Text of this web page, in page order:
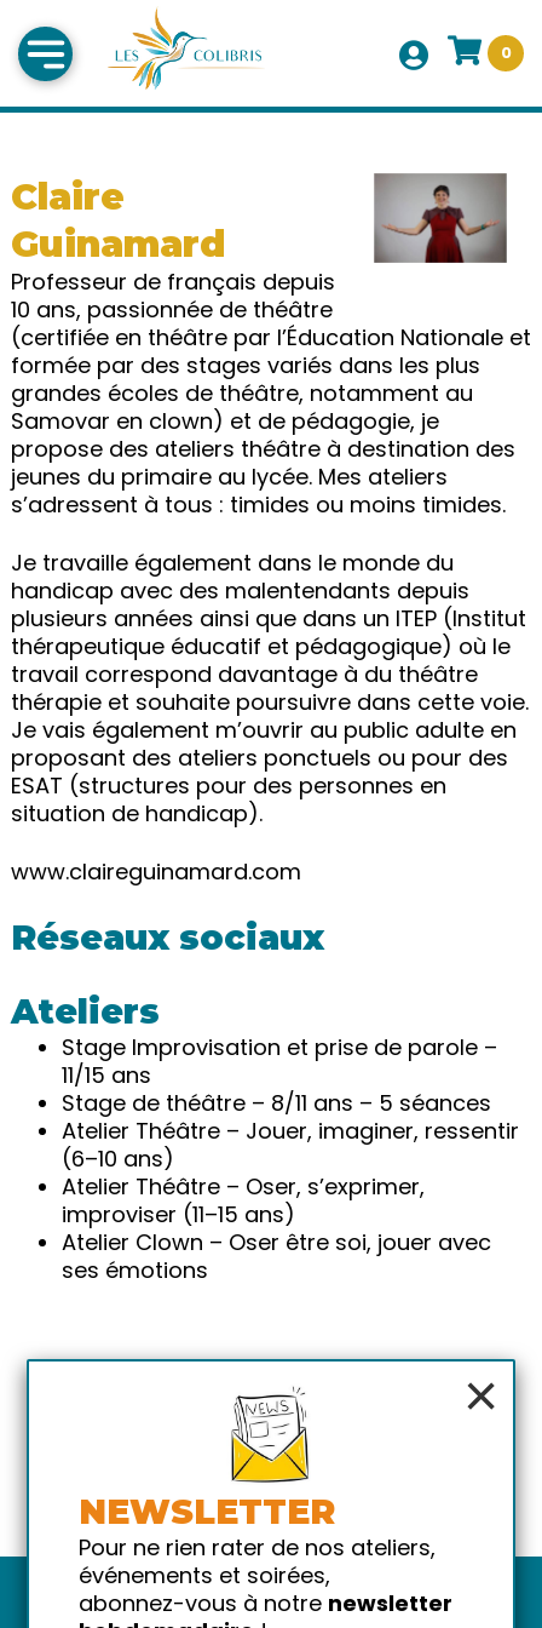
0
Claire
Guinamard
Professeur de français depuis
10 ans, passionnée de théâtre
(certifiée en théâtre par l’Éducation Nationale et
formée par des stages variés dans les plus
grandes écoles de théâtre, notamment au
Samovar en clown) et de pédagogie, je
propose des ateliers théâtre à destination des
jeunes du primaire au lycée. Mes ateliers
s’adressent à tous : timides ou moins timides.
Je travaille également dans le monde du
handicap avec des malentendants depuis
plusieurs années ainsi que dans un ITEP (Institut
thérapeutique éducatif et pédagogique) où le
travail correspond davantage à du théâtre
thérapie et souhaite poursuivre dans cette voie.
Je vais également m’ouvrir au public adulte en
proposant des ateliers ponctuels ou pour des
ESAT (structures pour des personnes en
situation de handicap).
www.claireguinamard.com
Réseaux sociaux
Ateliers
Stage Improvisation et prise de parole –
11/15 ans
Stage de théâtre – 8/11 ans – 5 séances
Atelier Théâtre – Jouer, imaginer, ressentir
(6–10 ans)
Atelier Théâtre – Oser, s’exprimer,
improviser (11–15 ans)
Atelier Clown – Oser être soi, jouer avec
ses émotions
×
NEWSLETTER
Pour ne rien rater de nos ateliers,
événements et soirées,
abonnez-vous à notre newsletter